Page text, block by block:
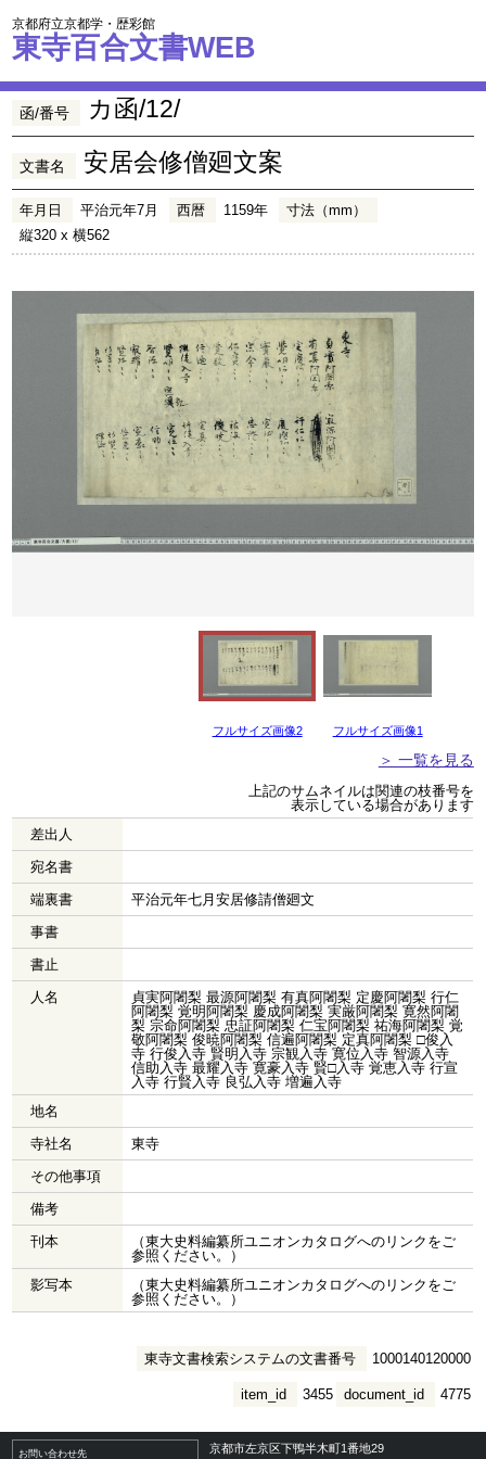
京都府立京都学・歴彩館
東寺百合文書WEB
函/番号 カ函/12/
文書名 安居会修僧廻文案
年月日 平治元年7月 西暦 1159年
寸法（mm）
縦320 x 横562
フルサイズ画像2 フルサイズ画像1
＞ 一覧を見る
上記のサムネイルは関連の枝番号を
表示している場合があります
差出人
宛名書
端裏書
平治元年七月安居修請僧廻文
事書
書止
人名
貞実阿闍梨 最源阿闍梨 有真阿闍梨 定慶阿闍梨 行仁
阿闍梨 覚明阿闍梨 慶成阿闍梨 実厳阿闍梨 寛然阿闍
梨 宗命阿闍梨 忠証阿闍梨 仁宝阿闍梨 祐海阿闍梨 覚
敬阿闍梨 俊暁阿闍梨 信遍阿闍梨 定真阿闍梨 □俊入
寺 行俊入寺 賢明入寺 宗観入寺 寛位入寺 智源入寺
信助入寺 最耀入寺 寛豪入寺 賢□入寺 覚恵入寺 行宣
入寺 行賢入寺 良弘入寺 増遍入寺
地名
寺社名
東寺
その他事項
備考
刊本
（東大史料編纂所ユニオンカタログへのリンクをご
参照ください。）
影写本
（東大史料編纂所ユニオンカタログへのリンクをご
参照ください。）
東寺文書検索システムの文書番号 1000140120000
document_id 4775
item_id 3455
お問い合わせ先 京都市左京区下鴨半木町1番地29